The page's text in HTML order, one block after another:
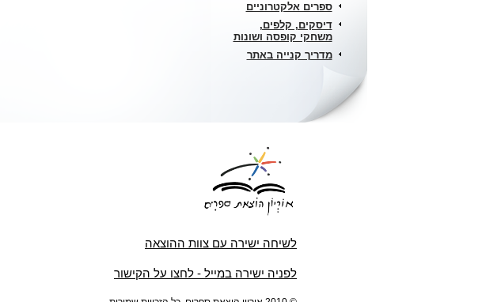
ספרים אלקטרוניים
דיסקים, קלפים,
משחקי קופסה ושונות
מדריך קנייה באתר
לשיחה ישירה עם צוות ההוצאה
לפניה ישירה במייל - לחצו על הקישור